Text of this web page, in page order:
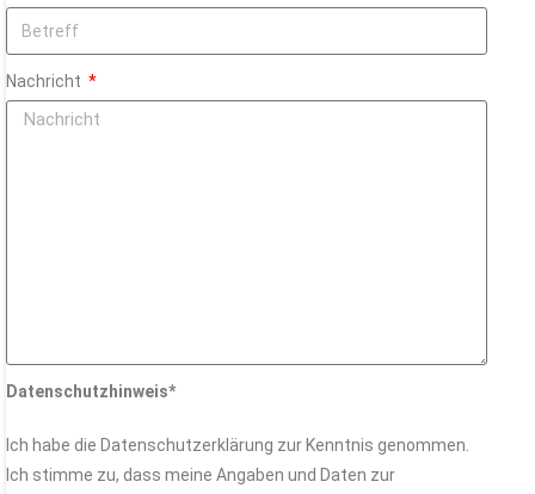
Nachricht
Datenschutzhinweis*
Ich habe die Datenschutzerklärung zur Kenntnis genommen.
Ich stimme zu, dass meine Angaben und Daten zur